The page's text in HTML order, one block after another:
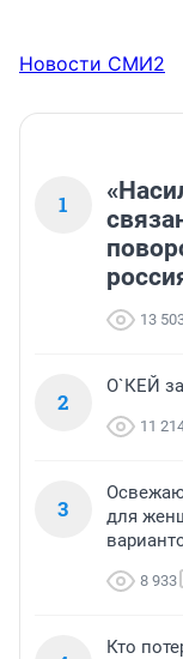
Новости СМИ2
1
13
2
О`КЕЙ
11
3
для
8 933
Кто